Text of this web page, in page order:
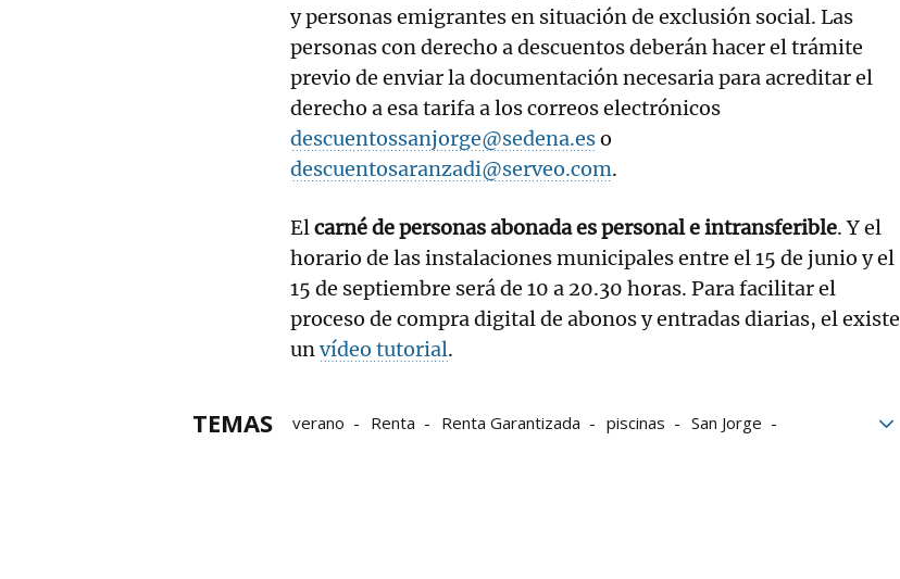
y personas emigrantes en situación de exclusión social. Las
personas con derecho a descuentos deberán hacer el trámite
previo de enviar la documentación necesaria para acreditar el
derecho a esa tarifa a los correos electrónicos
descuentossanjorge@sedena.eso
descuentosaranzadi@serveo.com.
Elcarné de personas abonada es personal e intransferible. Y el
horario de las instalaciones municipales entre el 15 de junio y el
15 de septiembre será de 10 a 20.30 horas. Para facilitar el
proceso de compra digital de abonos y entradas diarias, el existe
unvídeo tutorial.
TEMAS verano Renta Renta Garantizada piscinas
San Jorge